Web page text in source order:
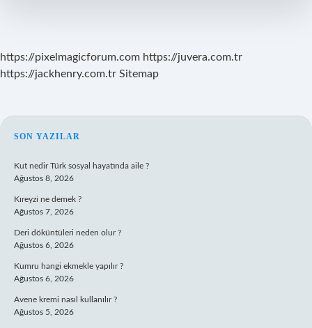
https://pixelmagicforum.com https://juvera.com.tr
https://jackhenry.com.tr Sitemap
SIDEBAR
SON YAZILAR
Kut nedir Türk sosyal hayatında aile ?
Ağustos 8, 2026
Kıreyzi ne demek ?
Ağustos 7, 2026
Deri döküntüleri neden olur ?
Ağustos 6, 2026
Kumru hangi ekmekle yapılır ?
Ağustos 6, 2026
Avene kremi nasıl kullanılır ?
Ağustos 5, 2026